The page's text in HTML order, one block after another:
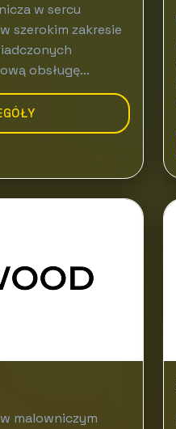
w sercu
szerokim zakresie
obsługę...
w malowniczym